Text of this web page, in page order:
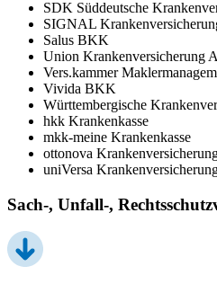
SDK Süddeutsche
SIGNAL
Salus BKK
Union Krankenversicherung
Vers.kammer
Vivida BKK
Württembergische
hkk Krankenkasse
mkk-meine Krankenkasse
ottonova
uniVersa
Sach-, Unfall-,